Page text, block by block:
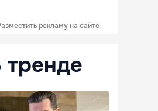
рекламу на сайте
тренде